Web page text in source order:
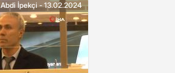
Abdi İpekçi - 13.02.2024